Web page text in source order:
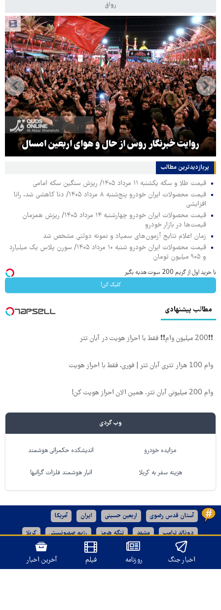
رواق
روایت خبرنگار روس از حال و هوای اربعین امسال
پربازدیدترین‌ مطالب
قیمت طلا و سکه یکشنبه ۱۱ مرداد ۱۴۰۵/ ریزش سنگین سکه امامی
قیمت محصولات ایران خودرو پنج‌شنبه ۸ مرداد ۱۴۰۵/ دنا کاهشی شد، رانا
افزایشی
قیمت محصولات ایران خودرو چهارشنبه ۱۴ مرداد ۱۴۰۵/ ریزش همزمان
قیمت‌ها در بازار خودرو
زمان اعلام نتایج آزمون‌های سمپاد و نمونه دولتی مشخص شد
قیمت محصولات ایران خودرو شنبه ۱۰ مرداد ۱۴۰۵/ سورن پلاس یک میلیارد
و ۹۰۵ میلیون تومان
با خرید اول از گریم 200 سوت هدیه بگیر
کلیک کن!
مطالب پیشنهادی
❗❗200 میلیون وام❗❗ فقط با احراز هویت در آبان تتر
وام 100 هزار تتری آبان تتر | فوری، فقط با احراز هویت
وام 200 میلیونی آبان تتر. همین الان احراز هویت کن!
وب گردی
مزایده خودرو اندیشکده حکمرانی هوشمند
هزینه سفر به کربلا انبار هوشمند فلزات گرانبها
آستان قدس رضوی اربعین حسینی ایران آمریکا
دونالد ترامپ مشهد تنگه هرمز رژیم صهیونیستی کربلا
خراسان رضوی
اخبار جنگ روزنامه فیلم آخرین اخبار